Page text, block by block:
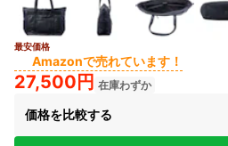
最安価格
Amazonで売れています！
27,500円 在庫わずか
価格を比較する